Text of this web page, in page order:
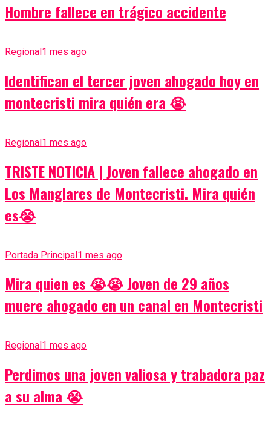
Hombre fallece en trágico accidente
Regional1 mes ago
Identifican el tercer joven ahogado hoy en
montecristi mira quién era 😭
Regional1 mes ago
TRISTE NOTICIA | Joven fallece ahogado en
Los Manglares de Montecristi. Mira quién
es😭
Portada Principal1 mes ago
Mira quien es 😭😭 Joven de 29 años
muere ahogado en un canal en Montecristi
Regional 1 mes ago
Perdimos una joven valiosa y trabadora paz
a su alma 😭